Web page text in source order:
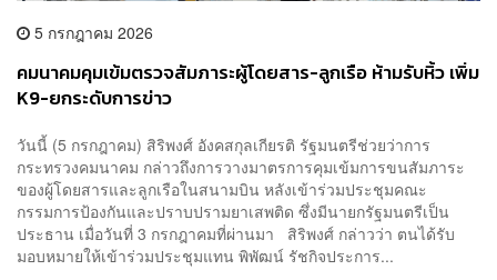
5 กรกฎาคม 2026
คมนาคมคุมเข้มตรวจสัมภาระผู้โดยสาร-ลูกเรือ ห้ามรับหิ้ว เพิ่ม
K9-ยกระดับการข่าว
วันนี้ (5 กรกฎาคม) สิริพงศ์ อังคสกุลเกียรติ รัฐมนตรีช่วยว่าการ
กระทรวงคมนาคม กล่าวถึงการวางมาตรการคุมเข้มการขนสัมภาระ
ของผู้โดยสารและลูกเรือในสนามบิน หลังเข้าร่วมประชุมคณะ
กรรมการป้องกันและปราบปรามยาเสพติด ซึ่งมีนายกรัฐมนตรีเป็น
ประธาน เมื่อวันที่ 3 กรกฎาคมที่ผ่านมา สิริพงศ์ กล่าวว่า ตนได้รับ
มอบหมายให้เข้าร่วมประชุมแทน พิพัฒน์ รัชกิจประการ...